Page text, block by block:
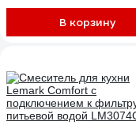
В корзину